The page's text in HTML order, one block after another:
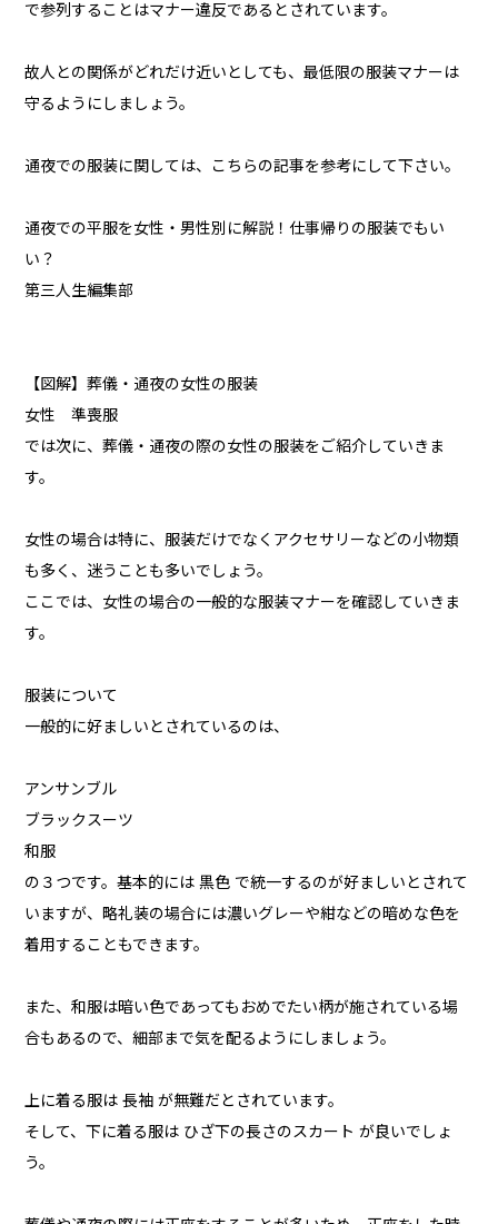
で参列することはマナー違反であるとされています。
故人との関係がどれだけ近いとしても、最低限の服装マナーは
守るようにしましょう。
通夜での服装に関しては、こちらの記事を参考にして下さい。
通夜での平服を女性・男性別に解説！仕事帰りの服装でもい
い？
第三人生編集部
【図解】葬儀・通夜の女性の服装
女性 準喪服
では次に、葬儀・通夜の際の女性の服装をご紹介していきま
す。
女性の場合は特に、服装だけでなくアクセサリーなどの小物類
も多く、迷うことも多いでしょう。
ここでは、女性の場合の一般的な服装マナーを確認していきま
す。
服装について
一般的に好ましいとされているのは、
アンサンブル
ブラックスーツ
和服
の３つです。基本的には 黒色 で統一するのが好ましいとされて
いますが、略礼装の場合には濃いグレーや紺などの暗めな色を
着用することもできます。
また、和服は暗い色であってもおめでたい柄が施されている場
合もあるので、細部まで気を配るようにしましょう。
上に着る服は 長袖 が無難だとされています。
そして、下に着る服は ひざ下の長さのスカート が良いでしょ
う。